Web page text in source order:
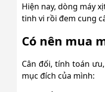
Hiện nay, dòng máy
tinh vi rồi đem cung
Có nên mua
Cân đối, tính toán
mục đích của mình: